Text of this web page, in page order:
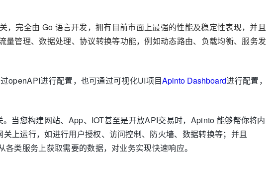
，完全由 Go 语言开发，拥有目前市面上最强的性能及稳定性表现，并且
量管理、数据处理、协议转换等功能，例如动态路由、负载均衡、服务发
openAPI进行配置，也可通过可视化UI项目Apinto Dashboard进行配置，
当您构建网站、App、IOT甚至是开放API交易时，Apinto 能够帮你将内
上运行，如进行用户授权、访问控制、防火墙、数据转换等；并且
类服务上获取需要的数据，对业务实现快速响应。